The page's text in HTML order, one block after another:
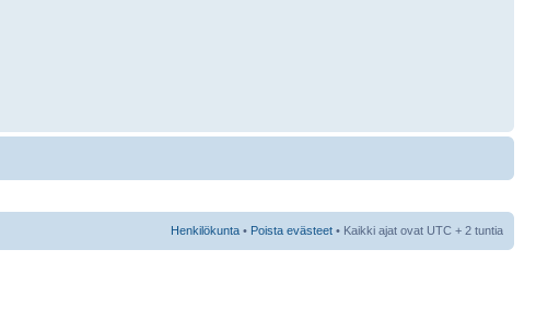
Henkilökunta • Poista evästeet • Kaikki ajat ovat UTC + 2 tuntia